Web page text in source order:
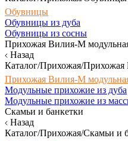
Обувницы
Обувницы из дуба
Обувницы из сосны
Прихожая Вилия-М
Назад
Каталог/Прихожая/
Прихожая Вилия-М
Модульные прихожие из дуба
Модульные прихожие из
Скамьи и банкетки
Назад
Каталог/Прихожая/Скамьи и